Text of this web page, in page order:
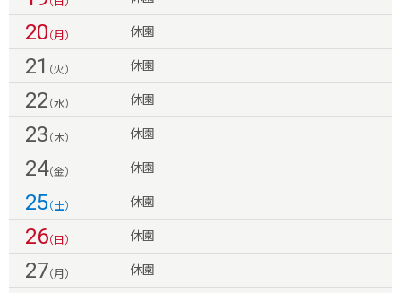
20 （月） 休園
21 （火） 休園
22 （水） 休園
23 （木） 休園
24（金） 休園
25（土） 休園
26（日） 休園
27（月） 休園